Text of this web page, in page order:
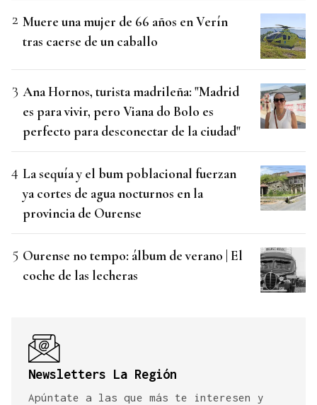
Muere una mujer de 66 años en Verín
tras caerse de un caballo
Ana Hornos, turista madrileña: "Madrid
es para vivir, pero Viana do Bolo es
perfecto para desconectar de la ciudad"
La sequía y el bum poblacional fuerzan
ya cortes de agua nocturnos en la
provincia de Ourense
Ourense no tempo: álbum de verano | El
coche de las lecheras
Newsletters La Región
Apúntate a las que más te interesen y